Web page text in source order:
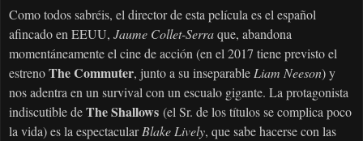
Como todos sabréis, el director de esta película es el español
afincado en EEUU, Jaume Collet-Serraque, abandona
momentáneamente el cine de acción (en el 2017 tiene previsto el
estrenoThe Commuter, junto a su inseparableLiam Neeson) y
nos adentra en un survival con un escualo gigante. La protagonista
indiscutible deThe Shallows (el Sr. de los títulos se complica poco
la vida) es la espectacularBlake Lively, que sabe hacerse con las